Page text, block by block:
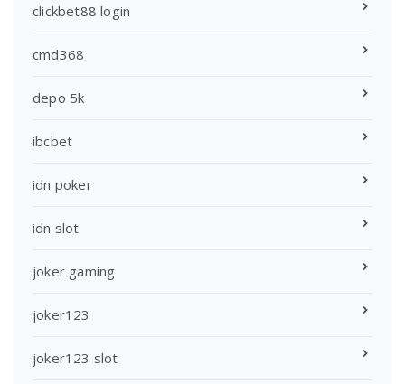
clickbet88 login
cmd368
depo 5k
ibcbet
idn poker
idn slot
joker gaming
joker123
joker123 slot